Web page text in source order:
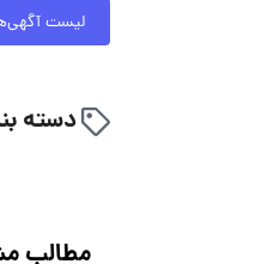
لیست
دسته
مطالب